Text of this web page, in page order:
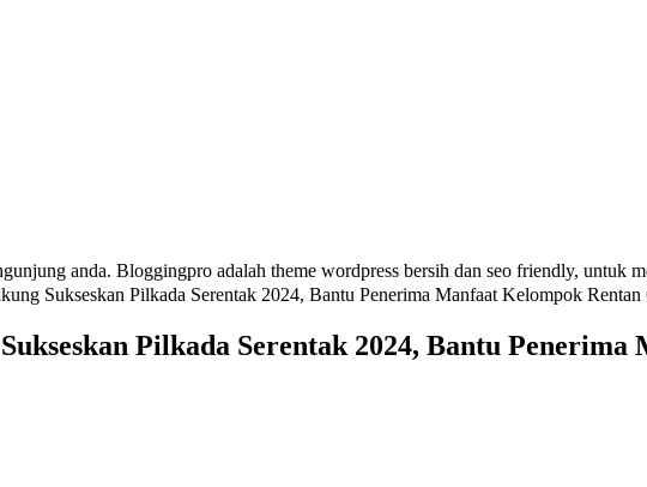
anda. Bloggingpro adalah theme wordpress bersih dan seo friendly, untuk
Sukseskan Pilkada Serentak 2024, Bantu Penerima Manfaat Kelompok
Pilkada Serentak 2024, Bantu